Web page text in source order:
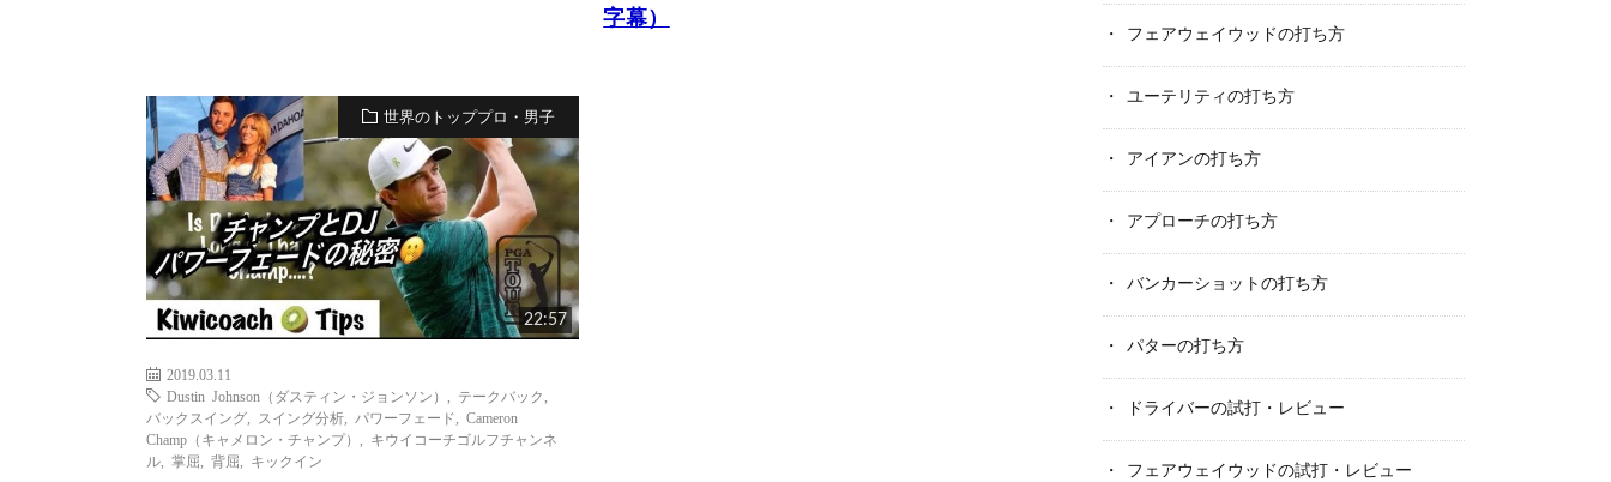
字幕）
世界のトッププロ・男子
22:57
2019.03.11
Dustin Johnson（ダスティン・ジョンソン）
テークバック
バックスイング
スイング分析 パワーフェード
Cameron
Champ（キャメロン・チャンプ）
キウイコーチゴルフチャンネ
ル
掌屈 背屈 キックイン
フェアウェイウッドの打ち方
ユーテリティの打ち方
アイアンの打ち方
アプローチの打ち方
バンカーショットの打ち方
パターの打ち方
ドライバーの試打・レビュー
フェアウェイウッドの試打・レビュー